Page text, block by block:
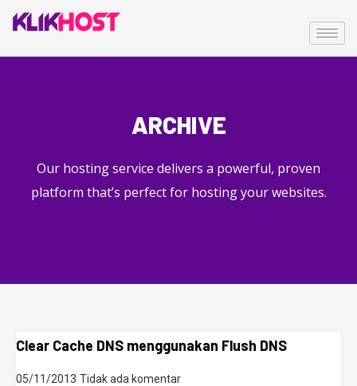
ARCHIVE
Our hosting service delivers a powerful, proven
platform that’s perfect for hosting your websites.
Clear Cache DNS menggunakan Flush DNS
05/11/2013 Tidak ada komentar